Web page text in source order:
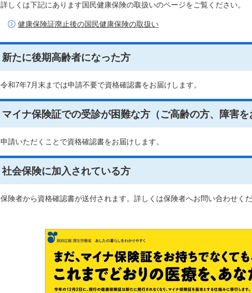
詳しくは下記にあります国民健康保険の取扱いのページをご覧ください。
健康保険証廃止後の国民健康保険の取扱い
新たに後期高齢者になった方
令和7年7月末までは申請不要で資格確認書をお届けします。
マイナ保険証での受診が困難な方（ご高齢の方、障害
申請いただくことで資格確認書をお届けします。
社会保険に加入されている方
保険者から資格確認書が送付されます。詳しくは保険者へお問い合わせく